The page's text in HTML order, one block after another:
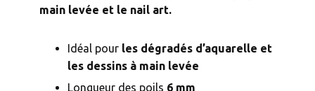
main levée et le nail art.
Idéal pour les dégradés d’aquarelle et
les dessins à main levée
Longueur des poils 6 mm